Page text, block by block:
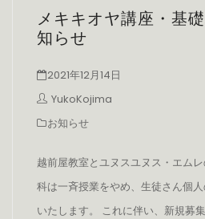
メキキオヤ講座・基
知らせ
2021年12月14日
YukoKojima
お知らせ
越前屋教室とユヌスユヌス・エム
科は一斉授業をやめ、生徒さん個
いたします。 これに伴い、新規募